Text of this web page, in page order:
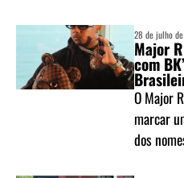
28 de julho
Major
com
O Major
marcar
dos